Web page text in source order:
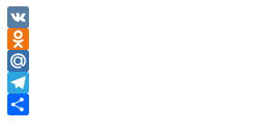
VK
Odnoklassniki
Mail.Ru
Telegram